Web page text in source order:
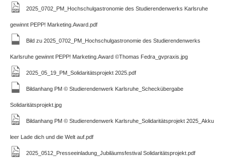
2025_0702_PM_Hochschulgastronomie des Studierendenwerks Karlsruhe
gewinnt PEPP! Marketing.Award.pdf
Bild zu 2025_0702_PM_Hochschulgastronomie des Studierendenwerks
Karlsruhe gewinnt PEPP! Marketing.Award ©Thomas Fedra_gvpraxis.jpg
2025_05_19_PM_Solidaritätsprojekt 2025.pdf
Bildanhang PM © Studierendenwerk Karlsruhe_Scheckübergabe
Solidaritätsprojekt.jpg
Bildanhang PM © Studierendenwerk Karlsruhe_Solidaritätsprojekt 2025_Akku
leer Lade dich und die Welt auf.pdf
2025_0512_Presseeinladung_Jubiläumsfestival Solidaritätsprojekt.pdf